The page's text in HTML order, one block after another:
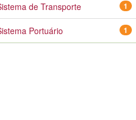
1
de Transporte
1
Portuário